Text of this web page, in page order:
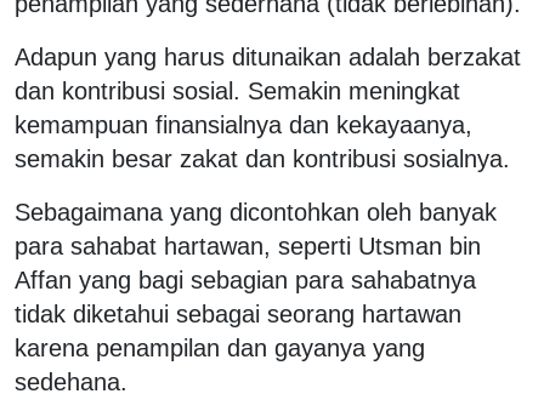
Adapun yang harus ditunaikan adalah berzakat
dan kontribusi sosial. Semakin meningkat
kemampuan finansialnya dan kekayaanya,
semakin besar zakat dan kontribusi sosialnya.
Sebagaimana yang dicontohkan oleh banyak
para sahabat hartawan, seperti Utsman bin
Affan yang bagi sebagian para sahabatnya
tidak diketahui sebagai seorang hartawan
karena penampilan dan gayanya yang
sedehana.